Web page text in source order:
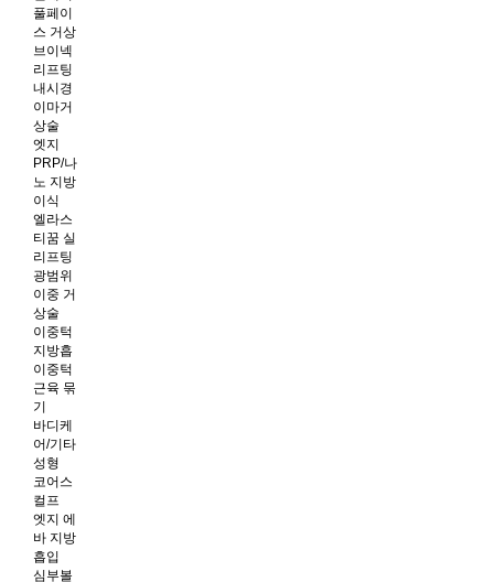
풀페이
스 거상
브이넥
리프팅
내시경
이마거
상술
엣지
PRP/나
노 지방
이식
엘라스
티꿈 실
리프팅
광범위
이중 거
상술
이중턱
지방흡
이중턱
근육 묶
기
바디케
어/기타
성형
코어스
컬프
엣지 에
바 지방
흡입
심부볼